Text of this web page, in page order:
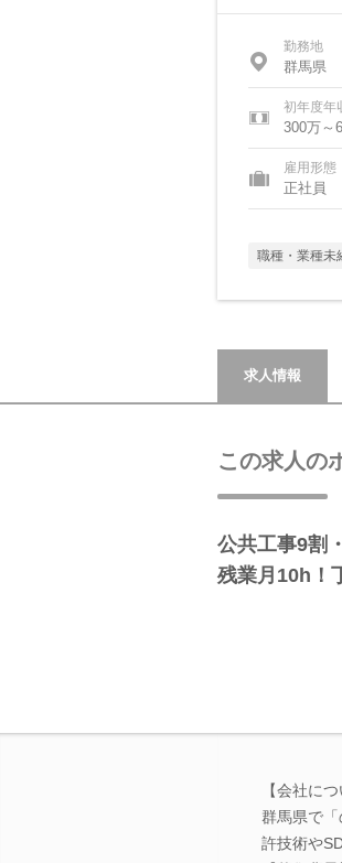
勤務地
群馬県
初年度年
300万～
雇用形態
正社員
職種・業種未
求人情報
この求人の
公共工事9割
残業月10h！
【会社につ
群馬県で
許技術や